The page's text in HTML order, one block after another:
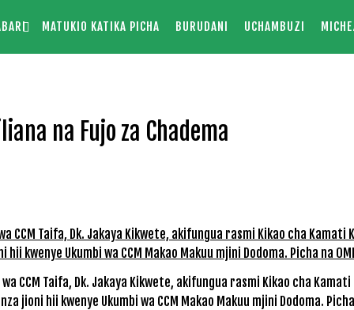
MATUKIO KATIKA PICHA BURUDANI UCHAMBUZI
na Fujo za Chadema
CCM Taifa, Dk. Jakaya Kikwete, akifungua rasmi Kikao cha Kamati
jioni hii kwenye Ukumbi wa CCM Makao Makuu mjini Dodoma. Picha